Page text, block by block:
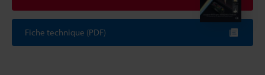
Fiche technique (PDF)